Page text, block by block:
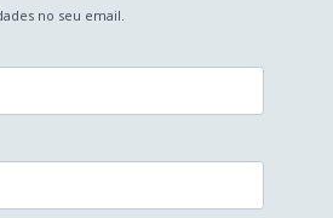
no seu email.